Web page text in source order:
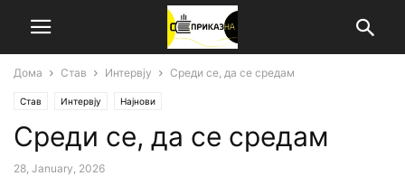
Дома Став Интервју Среди се, да се средам
Став Интервју Најнови
Среди се, да се средам
28, January, 2026